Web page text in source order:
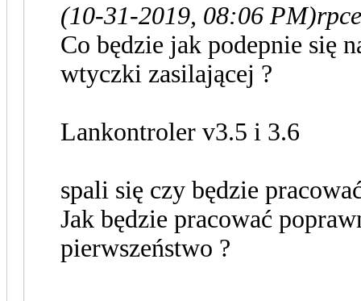
(10-31-2019, 08:06 PM)
Co będzie jak podepnie się
wtyczki zasilającej ?
Lankontroler v3.5 i 3.6
spali się czy będzie
Jak będzie pracować
pierwszeństwo ?